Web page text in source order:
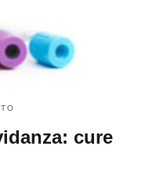
cure